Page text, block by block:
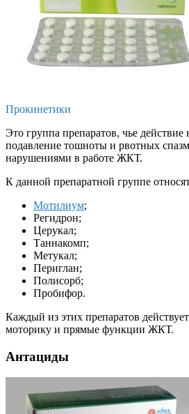
Прокинетики
Это группа препаратов, чье действие
подавление тошноты и рвотных
нарушениями в работе ЖКТ.
К данной препаратной группе
Мотилиум;
Регидрон;
Церукал;
Таннакомп;
Метукал;
Периглан;
Полисорб;
Пробифор.
Каждый из этих препаратов
моторику и прямые функции ЖКТ.
Антациды